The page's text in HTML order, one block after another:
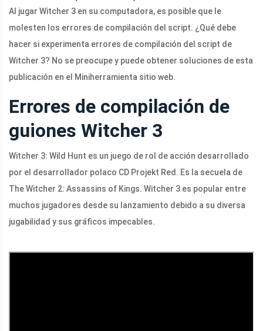
Al jugar Witcher 3 en su computadora, es posible que le
molesten los errores de compilación del script. ¿Qué debe
hacer si experimenta errores de compilación del script de
Witcher 3? No se preocupe y puede obtener soluciones de esta
publicación en el Miniherramienta sitio web.
Errores de compilación de
guiones Witcher 3
Witcher 3: Wild Hunt es un juego de rol de acción desarrollado
por el desarrollador polaco CD Projekt Red. Es la secuela de
The Witcher 2: Assassins of Kings. Witcher 3 es popular entre
muchos jugadores desde su lanzamiento debido a su diversa
jugabilidad y sus gráficos impecables.